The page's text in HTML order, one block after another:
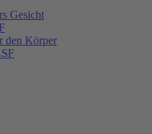
Gesicht
den Körper